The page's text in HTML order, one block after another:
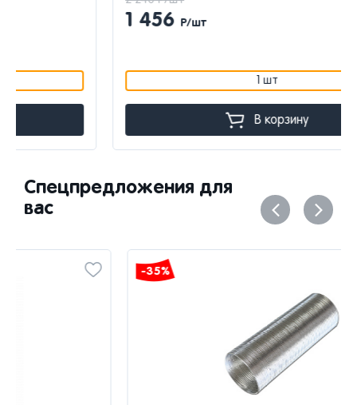
Спецпредложения для
вас